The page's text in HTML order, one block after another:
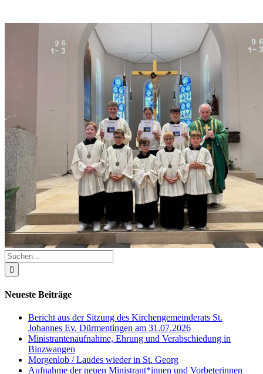
Suche
nach:
Neueste Beiträge
Bericht aus der Sitzung des Kirchengemeinderats St.
Johannes Ev. Dürmentingen am 31.07.2026
Ministrantenaufnahme, Ehrung und Verabschiedung in
Binzwangen
Morgenlob / Laudes wieder in St. Georg
Aufnahme der neuen Ministrant*innen und Vorbeterinnen